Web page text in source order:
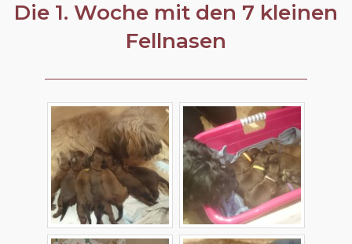
Die 1. Woche mit den 7 kleinen
Fellnasen